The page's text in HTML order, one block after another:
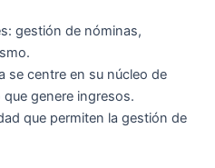
gestión de nóminas,
se centre en su núcleo de
genere ingresos.
que permiten la gestión de